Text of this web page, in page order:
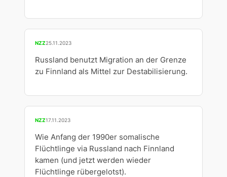
NZZ25.11.2023
Russland benutzt Migration an der Grenze
zu Finnland als Mittel zur Destabilisierung.
NZZ17.11.2023
Wie Anfang der 1990er somalische
Flüchtlinge via Russland nach Finnland
kamen (und jetzt werden wieder
Flüchtlinge rübergelotst).